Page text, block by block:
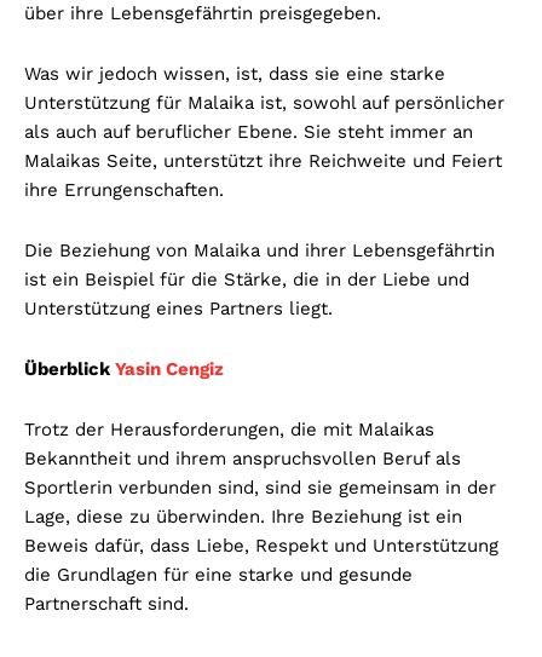
über ihre Lebensgefährtin preisgegeben.
Was wir jedoch wissen, ist, dass sie eine starke
Unterstützung für Malaika ist, sowohl auf persönlicher
als auch auf beruflicher Ebene. Sie steht immer an
Malaikas Seite, unterstützt ihre Reichweite und Feiert
ihre Errungenschaften.
Die Beziehung von Malaika und ihrer Lebensgefährtin
ist ein Beispiel für die Stärke, die in der Liebe und
Unterstützung eines Partners liegt.
Überblick Yasin Cengiz
Trotz der Herausforderungen, die mit Malaikas
Bekanntheit und ihrem anspruchsvollen Beruf als
Sportlerin verbunden sind, sind sie gemeinsam in der
Lage, diese zu überwinden. Ihre Beziehung ist ein
Beweis dafür, dass Liebe, Respekt und Unterstützung
die Grundlagen für eine starke und gesunde
Partnerschaft sind.